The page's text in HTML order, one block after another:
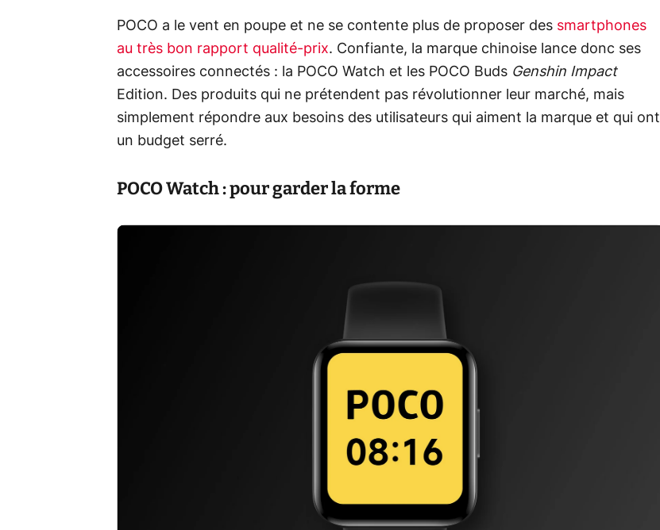
POCO a le vent en poupe et ne se contente plus de proposer des smartphones
au très bon rapport qualité-prix. Confiante, la marque chinoise lance donc ses
accessoires connectés : la POCO Watch et les POCO Buds Genshin Impact
Edition. Des produits qui ne prétendent pas révolutionner leur marché, mais
simplement répondre aux besoins des utilisateurs qui aiment la marque et qui ont
un budget serré.
POCO Watch : pour garder la forme